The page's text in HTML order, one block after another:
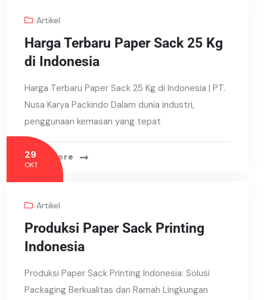
Artikel
Harga Terbaru Paper Sack 25 Kg
di Indonesia
Harga Terbaru Paper Sack 25 Kg di Indonesia | PT.
Nusa Karya Packindo Dalam dunia industri,
penggunaan kemasan yang tepat
Read More
29
OKT
Artikel
Produksi Paper Sack Printing
Indonesia
Produksi Paper Sack Printing Indonesia: Solusi
Packaging Berkualitas dan Ramah Lingkungan